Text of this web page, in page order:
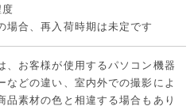
場合、再入荷時期は未定です
、お客様が使用するパソコン機器
などの違い、室内外での撮影によ
品素材の色と相違する場合もあり